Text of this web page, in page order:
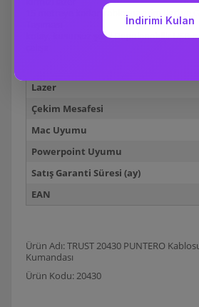
15 metreye kadar kablosuz erim İleri ve
kolay, kusursuz şekil Depolanabilir USB
Lazer
Çekim Mesafesi
Mac Uyumu
Powerpoint Uyumu
Satış Garanti Süresi (ay)
EAN
Ürün Adı: TRUST 20430 PUNTERO
Kumandası
Ürün Kodu: 20430